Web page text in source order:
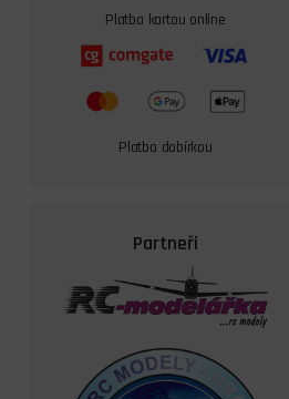
Platba kartou online
Platba dobírkou
Partneři